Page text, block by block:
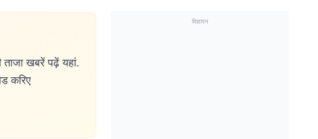
ताजा खबरें पढ़ें यहां.
करिए
विज्ञापन